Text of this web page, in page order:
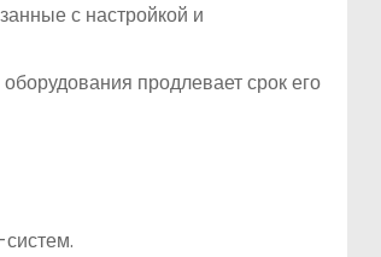
с настройкой и
продлевает срок его